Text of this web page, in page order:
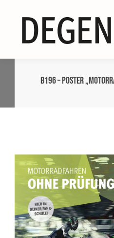
B196 – Poster